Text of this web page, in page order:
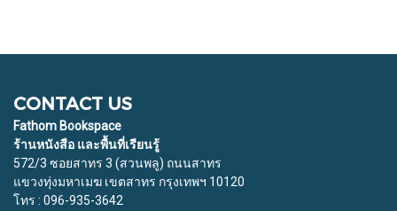
CONTACT US
Fathom Bookspace
ร้านหนังสือ และพื้นที่เรียนรู้
572/3 ซอยสาทร 3 (สวนพลู) ถนนสาทร
แขวงทุ่งมหาเมฆ เขตสาทร กรุงเทพฯ 10120
โทร : 096-935-3642